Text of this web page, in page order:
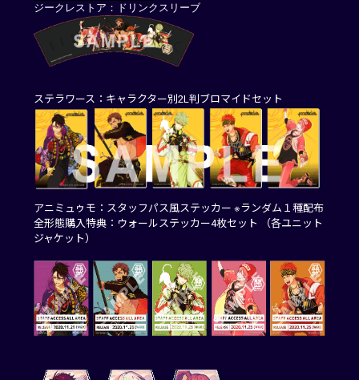
ジークレストア：ドリンクスリーブ
ステラワース：キャラクター別2L判ブロマイドセット
アニミュゥモ：スタッフパス風ステッカー ※ランダム１種配布
全形態購入特典：ウォールステッカー4枚セット （各ユニット
ジャケット）